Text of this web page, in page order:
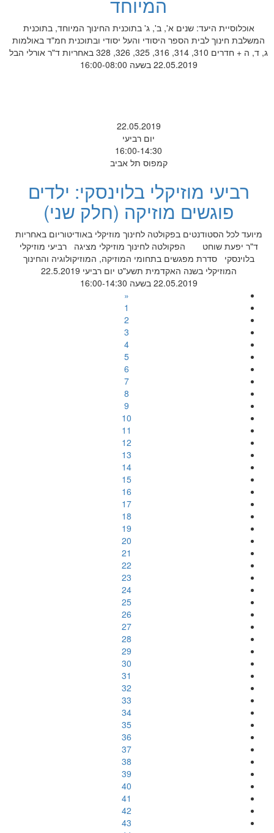
המיוחד
אוכלוסיית היעד: שנים א', ב', ג' בתוכנית החינוך המיוחד, בתוכנית
המשלבת חינוך לבית הספר היסודי והעל יסודי ובתוכנית חמ"ד באולמות
ג, ד, ה + חדרים 310, 314, 316, 325, 326, 328 באחריות ד"ר אורלי הבל
22.05.2019 בשעה 16:00-08:00
22.05.2019
יום רביעי
16:00-14:30
קמפוס תל אביב
רביעי מוזיקלי בלוינסקי: ילדים
פוגשים מוזיקה (חלק שני)
מיועד לכל הסטודנטים בפקולטה לחינוך מוזיקלי באודיטוריום באחריות
ד"ר יפעת שוחט הפקולטה לחינוך מוזיקלי מציגה רביעי מוזיקלי
בלוינסקי סדרת מפגשים בתחומי המוזיקה, המוזיקולוגיה והחינוך
המוזיקלי בשנה האקדמית תשע"ט יום רביעי 22.5.2019
22.05.2019 בשעה 16:00-14:30
«
1
2
3
4
5
6
7
8
9
10
11
12
13
14
15
16
17
18
19
20
21
22
23
24
25
26
27
28
29
30
31
32
33
34
35
36
37
38
39
40
41
42
43